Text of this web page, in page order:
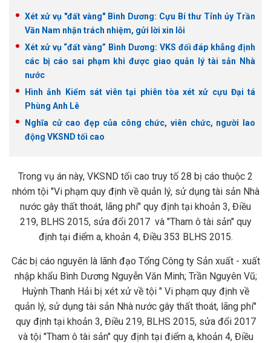
Xét xử vụ "đất vàng" Bình Dương: Cựu Bí thư Tỉnh ủy Trần
Văn Nam nhận trách nhiệm, gửi lời xin lỗi
Xét xử vụ “đất vàng” Bình Dương: VKS đối đáp khẳng định
các bị cáo sai phạm khi được giao quản lý tài sản Nhà
nước
Hình ảnh Kiểm sát viên tại phiên tòa xét xử cựu Đại tá
Phùng Anh Lê
Nghĩa cử cao đẹp của công chức, viên chức, người lao
động VKSND tối cao
Trong vụ án này, VKSND tối cao truy tố 28 bị cáo thuộc 2
nhóm tội "Vi phạm quy định về quản lý, sử dụng tài sản Nhà
nước gây thất thoát, lãng phí" quy định tại khoản 3, Điều
219, BLHS 2015, sửa đổi 2017 và "Tham ô tài sản" quy
định tại điểm a, khoản 4, Điều 353 BLHS 2015.
Các bị cáo nguyên là lãnh đạo Tổng Công ty Sản xuất - xuất
nhập khẩu Bình Dương Nguyễn Văn Minh; Trần Nguyên Vũ;
Huỳnh Thanh Hải bị xét xử về tội " Vi phạm quy định về
quản lý, sử dụng tài sản Nhà nước gây thất thoát, lãng phí"
quy định tại khoản 3, Điều 219, BLHS 2015, sửa đổi 2017
và tội "Tham ô tài sản" quy định tại điểm a, khoản 4, Điều